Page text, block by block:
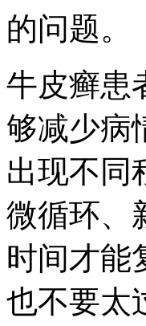
的问题。
牛皮癣患
够减少病
出现不同
微循环、
时间才能
也不要太